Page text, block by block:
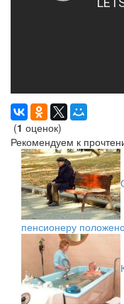
(1 оценок)
Рекомендуем к
пенсионеру